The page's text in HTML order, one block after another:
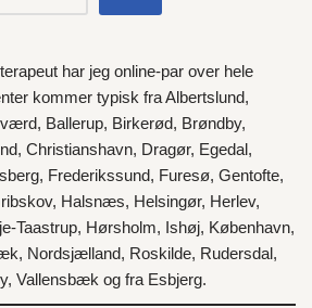
har jeg online-par over hele
kommer typisk fraAlbertslund,
, Ballerup, Birkerød, Brøndby,
, Christianshavn, Dragør, Egedal,
, Frederikssund, Furesø, Gentofte,
, Halsnæs, Helsingør, Herlev,
Taastrup, Hørsholm, Ishøj, København,
, Nordsjælland, Roskilde, Rudersdal,
, Vallensbæk og fra Esbjerg.